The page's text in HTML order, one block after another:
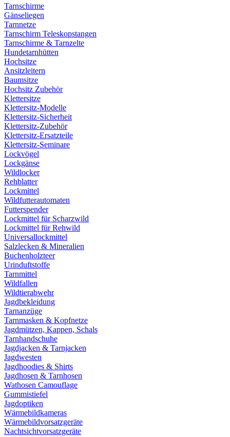
Tarnschirme
Gänseliegen
Tarnnetze
Tarnschirm Teleskopstangen
Tarnschirme & Tarnzelte
Hundetarnhütten
Hochsitze
Ansitzleitern
Baumsitze
Hochsitz Zubehör
Klettersitze
Klettersitz-Modelle
Klettersitz-Sicherheit
Klettersitz-Zubehör
Klettersitz-Ersatzteile
Klettersitz-Seminare
Lockvögel
Lockgänse
Wildlocker
Rehblatter
Lockmittel
Wildfutterautomaten
Futterspender
Lockmittel für Scharzwild
Lockmittel für Rehwild
Universallockmittel
Salzlecken & Mineralien
Buchenholzteer
Urinduftstoffe
Tarnmittel
Wildfallen
Wildtierabwehr
Jagdbekleidung
Tarnanzüge
Tarnmasken & Kopfnetze
Jagdmützen, Kappen, Schals
Tarnhandschuhe
Jagdjacken & Tarnjacken
Jagdwesten
Jagdhoodies & Shirts
Jagdhosen & Tarnhosen
Wathosen Camouflage
Gummistiefel
Jagdoptiken
Wärmebildkameras
Wärmebildvorsatzgeräte
Nachtsichtvorsatzgeräte